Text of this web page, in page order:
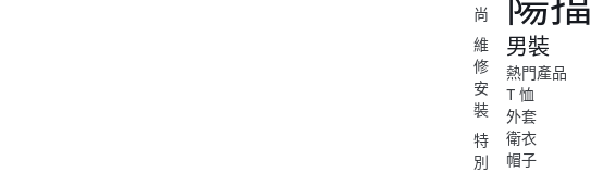
尚
維
修
安
裝
特
別
男裝
熱門產品
T 恤
外套
衛衣
帽子